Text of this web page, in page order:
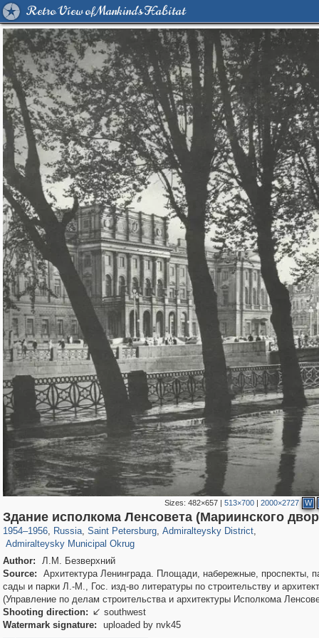
Retro View of Mankind's Habitat
Sizes: 482×657| 513×700| 2000×2727 W
Здание исполкома Ленсовета (Мариинского
1954–1956, Russia
1,407,206 29,248
, Saint Petersburg
197,232 5,714
, Admiralteysky District
24,063 1,032
,
Admiralteysky Municipal Okrug
13,106 616
Author:
Л.М. Безверхний
Source:
Архитектура Ленинграда. Площади, набережные, проспекты,
сады и парки Л.-М., Гос. изд-во литературы по строительству и
(Управление по делам строительства и архитектуры Исполкома
Shooting direction:  southwest
Watermark signature:
uploaded by nvk45